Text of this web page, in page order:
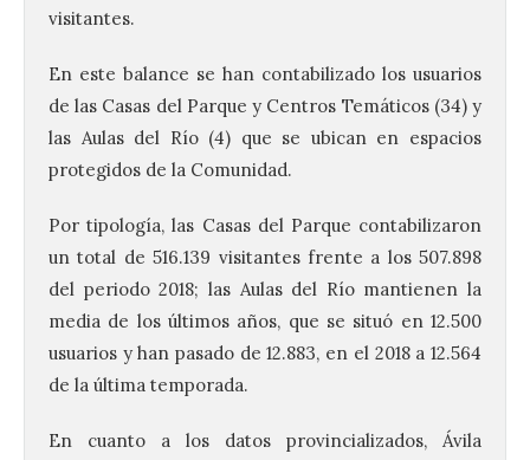
visitantes.
En este balance se han contabilizado los usuarios
de las Casas del Parque y Centros Temáticos (34) y
las Aulas del Río (4) que se ubican en espacios
protegidos de la Comunidad.
Por tipología, las Casas del Parque contabilizaron
un total de 516.139 visitantes frente a los 507.898
del periodo 2018; las Aulas del Río mantienen la
media de los últimos años, que se situó en 12.500
usuarios y han pasado de 12.883, en el 2018 a 12.564
de la última temporada.
En cuanto a los datos provincializados, Ávila